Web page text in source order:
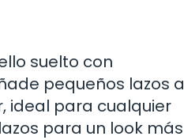
suelto con
pequeños lazos a
ideal para cualquier
para un look más